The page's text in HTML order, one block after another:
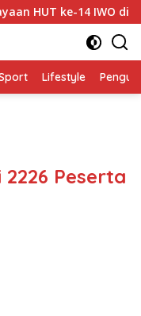
ke-14 IWO dimulai,
Lifestyle
2226 Peserta